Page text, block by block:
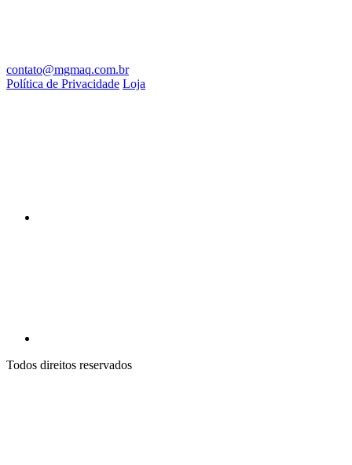
contato@mgmaq.com.br
Política de Privacidade Loja
Todos direitos reservados